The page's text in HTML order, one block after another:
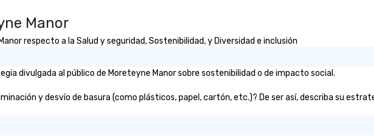
important skill that is often
is why it’s our goal to provide
stages of the event
Manor
respecto a la Salud y seguridad, Sostenibilidad, y Diversidad e inclusión
divulgada al público de Moreteyne Manor sobre sostenibilidad o de impacto social.
y desvío de basura (como plásticos, papel, cartón, etc.)? De ser así, describa su